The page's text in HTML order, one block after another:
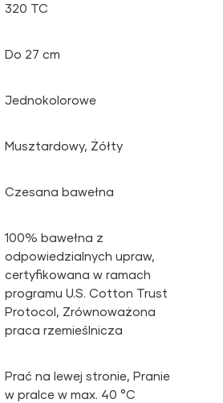
320 TC
Do 27 cm
Jednokolorowe
Musztardowy, Żółty
Czesana bawełna
100% bawełna z
odpowiedzialnych upraw,
certyfikowana w ramach
programu U.S. Cotton Trust
Protocol, Zrównoważona
praca rzemieślnicza
Prać na lewej stronie, Pranie
w pralce w max. 40 °C